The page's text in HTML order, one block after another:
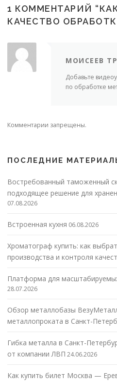
1 КОММЕНТАРИЙ “
КАЧЕСТВО
МОИСЕЕВ
Добавьте
по обработке
Комментарии запрещены.
ПОСЛЕДНИЕ
Востребованный таможенный
подходящее решение для
07.08.2026
Встроенная кухня 06.08.2026
Хроматограф купить: как
производства и контроля
Платформа для
28.07.2026
Обзор металлобазы
металлопроката в Санкт-
Гибка металла в Санкт-
от компании ЛВП 24.06.2026
Как купить билет Москва —